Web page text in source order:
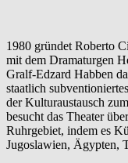
1980 gründet Roberto
mit dem Dramaturgen
Gralf-Edzard Habben
staatlich
der Kulturaustausch
besucht das Theater
Ruhrgebiet, indem es
Jugoslawien, Ägypten,